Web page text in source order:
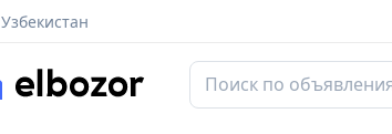
Узбекистан